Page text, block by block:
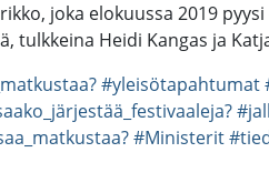
joka elokuussa 2019
tulkkeina Heidi Kangas ja
#yleisötapahtumat
#Ministerit